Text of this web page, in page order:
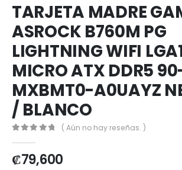
TARJETA MADRE
ASROCK B760M PG
LIGHTNING WIFI
MICRO ATX DDR5
MXBMT0-A0UAYZ
/ BLANCO
( Aún no hay reseñas. )
₡79,600